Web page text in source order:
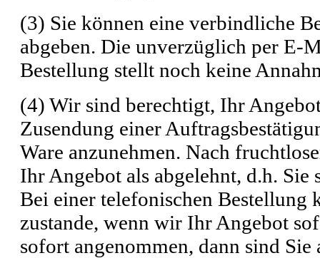
(3) Sie können eine verbindliche
abgeben. Die unverzüglich per E-
Bestellung stellt noch keine
(4) Wir sind berechtigt, Ihr
Zusendung einer
Ware anzunehmen. Nach
Ihr Angebot als abgelehnt, d.h.
Bei einer telefonischen Bestellung
zustande, wenn wir Ihr Angebot
sofort angenommen, dann sind